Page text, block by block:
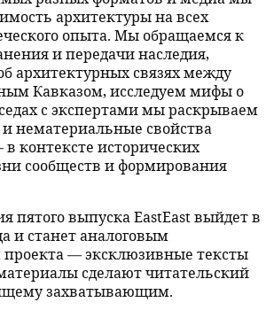
архитектуры на всех
опыта. Мы обращаемся к
и передачи наследия,
архитектурных связях между
Кавказом, исследуем мифы о
с экспертами мы раскрываем
нематериальные свойства
контексте исторических
сообществ и формирования
пятого выпуска EastEast выйдет в
и станет аналоговым
— эксклюзивные тексты
сделают читательский
захватывающим.